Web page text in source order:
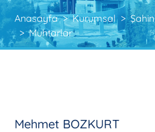
Anasayfa Kurumsal
Muhtarlar
Mehmet BOZKURT